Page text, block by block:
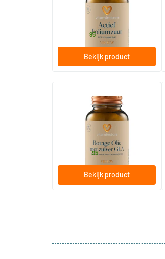
60 zuigtabletten
Vitaminstore
vanaf 95
Bekijk product
Borage Olie met Zuiver GLA
60 softgels
Vitaminstore
vanaf .95
Bekijk product